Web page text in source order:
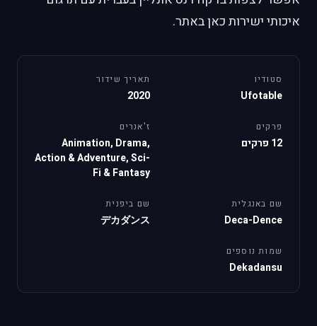
איכותי ישירות כאן באתר.
סטודיו
Ufotable
תאריך שידור
2020
פרקים
12 פרקים
ז'אנרים
Animation, Drama,
Action & Adventure, Sci-
Fi & Fantasy
שם באנגלית
Deca-Dence
שם ביפנית
デカダンス
שמות נוספים
Dekadansu